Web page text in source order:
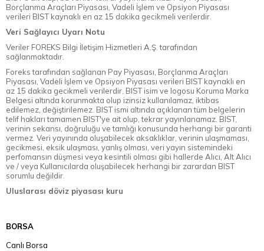
Borçlanma Araçları Piyasası, Vadeli İşlem ve Opsiyon Piyasası
verileri BIST kaynaklı en az 15 dakika gecikmeli verilerdir.
Veri Sağlayıcı Uyarı Notu
Veriler FOREKS Bilgi İletişim Hizmetleri A.Ş. tarafından
sağlanmaktadır.
Foreks tarafından sağlanan Pay Piyasası, Borçlanma Araçları
Piyasası, Vadeli İşlem ve Opsiyon Piyasası verileri BIST kaynaklı en
az 15 dakika gecikmeli verilerdir. BIST isim ve logosu Koruma Marka
Belgesi altında korunmakta olup izinsiz kullanılamaz, iktibas
edilemez, değiştirilemez. BIST ismi altında açıklanan tüm belgelerin
telif hakları tamamen BIST'ye ait olup, tekrar yayınlanamaz. BIST,
verinin sekansı, doğruluğu ve tamlığı konusunda herhangi bir garanti
vermez. Veri yayınında oluşabilecek aksaklıklar, verinin ulaşmaması,
gecikmesi, eksik ulaşması, yanlış olması, veri yayın sistemindeki
perfomansın düşmesi veya kesintili olması gibi hallerde Alıcı, Alt Alıcı
ve / veya Kullanıcılarda oluşabilecek herhangi bir zarardan BIST
sorumlu değildir.
Uluslarası döviz piyasası kuru
BORSA
Canlı Borsa